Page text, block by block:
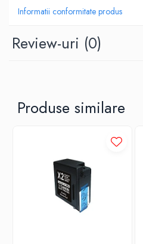
Informatii conformitate produs
Review-uri (0)
Produse similare